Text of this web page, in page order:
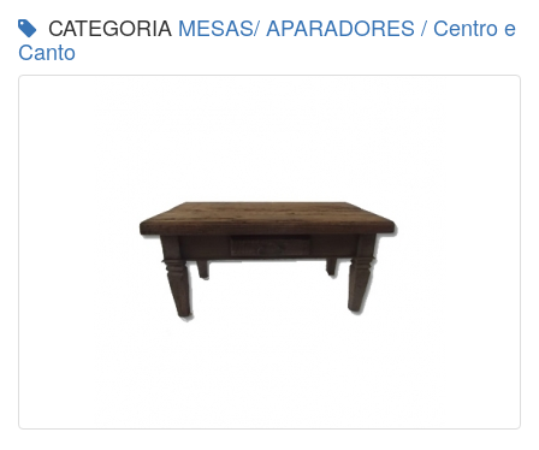
CATEGORIA MESAS/ APARADORES / Centro e
Canto